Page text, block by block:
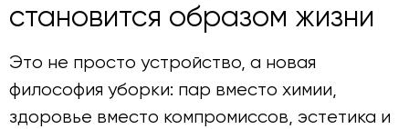
становится образом жизни
Это не просто устройство, а новая
философия уборки: пар вместо химии,
здоровье вместо компромиссов, эстетика и